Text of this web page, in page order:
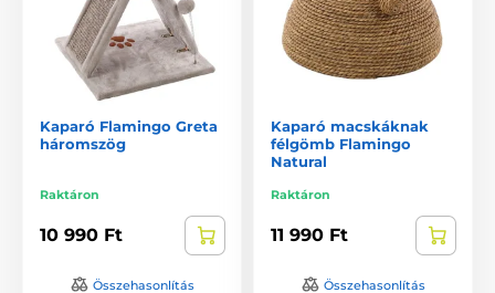
Kaparó Flamingo Greta
háromszög
Raktáron
10 990 Ft
Összehasonlítás
Kaparó macskáknak
félgömb Flamingo
Natural
Raktáron
11 990 Ft
Összehasonlítás